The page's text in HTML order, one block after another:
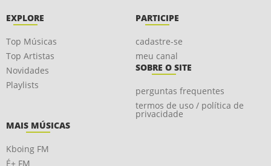
EXPLORE
Top Músicas
Top Artistas
Novidades
Playlists
PARTICIPE
cadastre-se
meu canal
SOBRE O SITE
perguntas frequentes
termos de uso / política de
privacidade
MAIS MÚSICAS
Kboing FM
É+ FM